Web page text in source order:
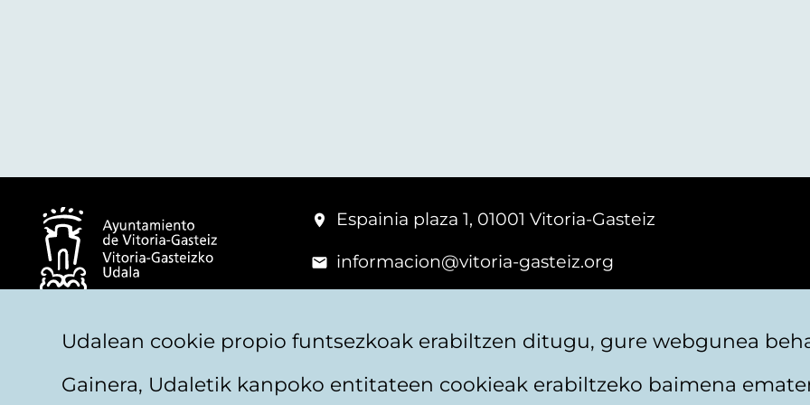
© Vitoria-Gasteizko Udala
Espainia plaza 1, 01001 Vitoria-Gasteiz
informacion@vitoria-gasteiz.org
Udalean cookie propio funtsezkoak erabiltzen ditugu, gure webgunea
Gainera, Udaletik kanpoko entitateen cookieak erabiltzeko baimena